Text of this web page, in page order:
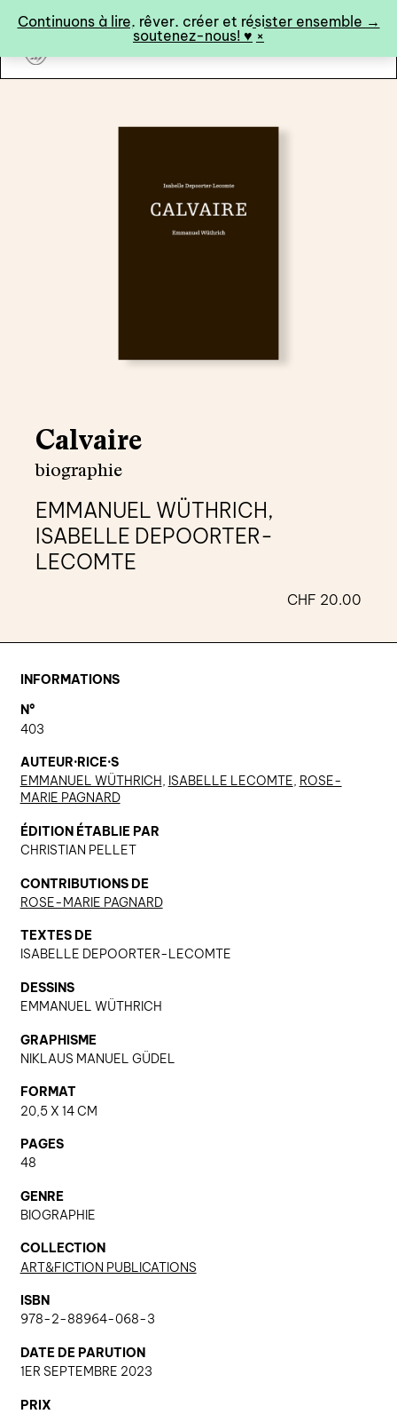
Continuons à lire, rêver, créer et résister ensemble →
soutenez-nous! ♥︎ ×
art&fiction
catalogue ↓
artistes en résidence
lectures performées
nous contacter ↓
nous contacter
manuscrits
Calvaire
biographie
EMMANUEL WÜTHRICH,
ISABELLE DEPOORTER-
LECOMTE
CHF 20.00
INFORMATIONS
N°
403
AUTEUR·RICE·S
EMMANUEL WÜTHRICH, ISABELLE LECOMTE, ROSE-
MARIE PAGNARD
ÉDITION ÉTABLIE PAR
CHRISTIAN PELLET
CONTRIBUTIONS DE
ROSE-MARIE PAGNARD
TEXTES DE
ISABELLE DEPOORTER-LECOMTE
DESSINS
EMMANUEL WÜTHRICH
GRAPHISME
NIKLAUS MANUEL GÜDEL
FORMAT
20,5 X 14 CM
PAGES
48
GENRE
BIOGRAPHIE
COLLECTION
ART&FICTION PUBLICATIONS
ISBN
978-2-88964-068-3
DATE DE PARUTION
1ER SEPTEMBRE 2023
PRIX